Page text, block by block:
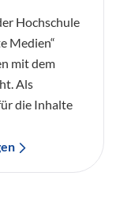
Hochschule
Medien“
mit dem
Als
die Inhalte